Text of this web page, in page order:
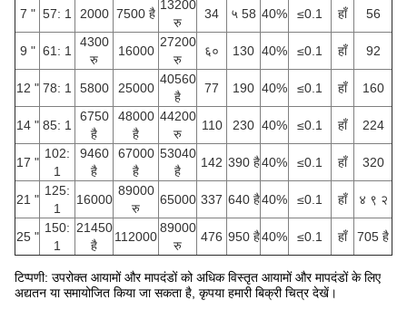
7 " 57: 1 2000 7500 है
13200
रु
34 ५ 58 40% ≤0.1 हाँ 56
9 " 61: 1
4300
रु
16000
27200
रु
६० 130 40% ≤0.1 हाँ 92
12 " 78: 1 5800 25000
40560
है
77 190 40% ≤0.1 हाँ 160
14 " 85: 1
6750
है
48000
है
44200
रु
110 230 40% ≤0.1 हाँ 224
17 "
102:
1
9460
है
67000
है
53040
है
142 390 है40% ≤0.1 हाँ 320
21 "
125:
1
16000
89000
रु
65000 337 640 है40% ≤0.1 हाँ ४ ९ २
25 "
150:
1
21450
है
112000
89000
रु
476 950 है40% ≤0.1 हाँ 705 है
टिप्पणी: उपरोक्त आयामों और मापदंडों को अधिक विस्तृत आयामों और मापदंडों के लिए
अद्यतन या समायोजित किया जा सकता है, कृपया हमारी बिक्री चित्र देखें।